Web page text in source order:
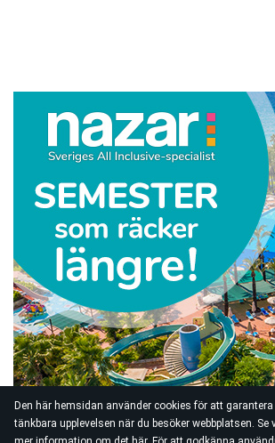
Den här hemsidan använder cookies för att
tänkbara upplevelsen när du besöker webbplatsen. Se